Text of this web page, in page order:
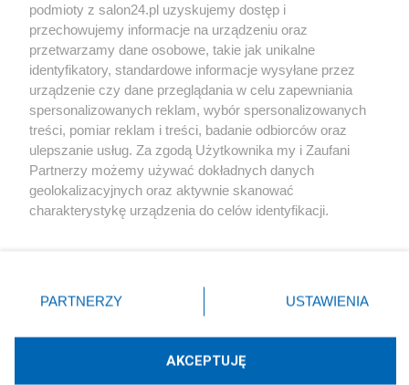
Społeczeństwo
Kultura
X Facebook Instagram Youtube
podmioty z salon24.pl uzyskujemy dostęp i
przechowujemy informacje na urządzeniu oraz
przetwarzamy dane osobowe, takie jak unikalne
identyfikatory, standardowe informacje wysyłane przez
urządzenie czy dane przeglądania w celu zapewniania
spersonalizowanych reklam, wybór spersonalizowanych
treści, pomiar reklam i treści, badanie odbiorców oraz
ulepszanie usług. Za zgodą Użytkownika my i Zaufani
Partnerzy możemy używać dokładnych danych
geolokalizacyjnych oraz aktywnie skanować
charakterystykę urządzenia do celów identyfikacji.
zmienić/wycofać klikając przycisk ustawień prywatności
znajdujący się w lewym dolnym rogu strony
rodzaje przetwarzania danych nie wymagają zgody
użytkownika, ale masz prawo sprzeciwić się takiemu
przetwarzaniu. Preferencje będą miały zastosowania tylko
PARTNERZY USTAWIENIA
AKCEPTUJĘ